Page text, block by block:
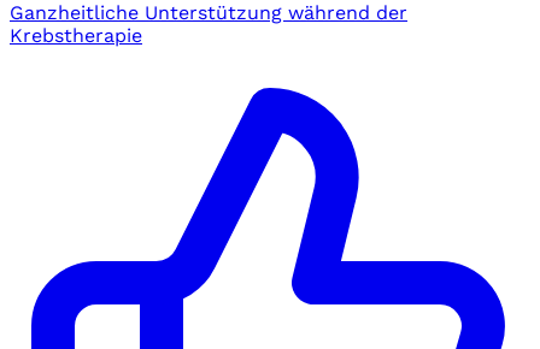
Ganzheitliche Unterstützung während der
Krebstherapie